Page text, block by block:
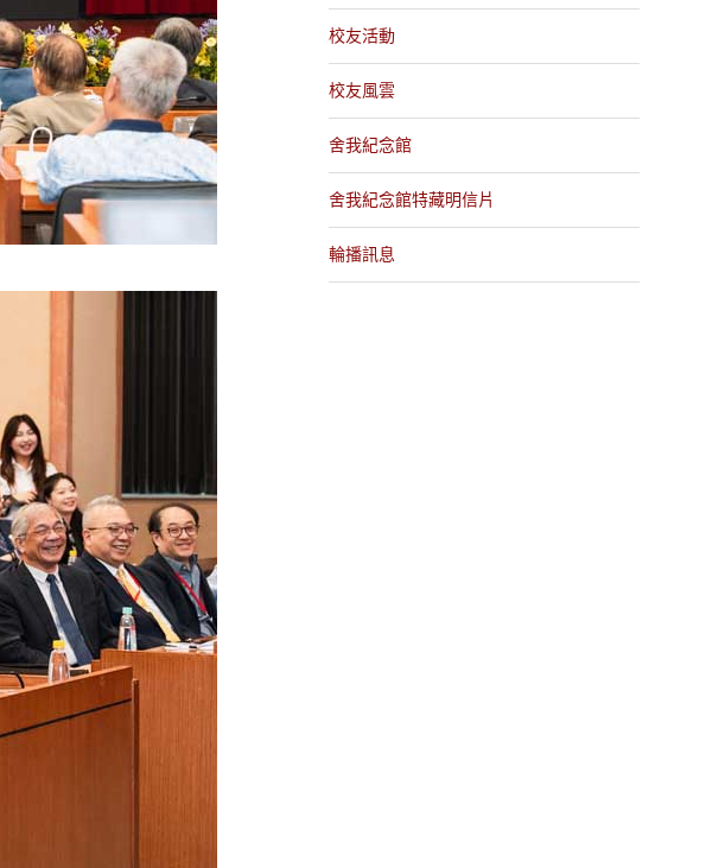
校友活動
校友風雲
舍我紀念館
舍我紀念館特藏明信片
輪播訊息